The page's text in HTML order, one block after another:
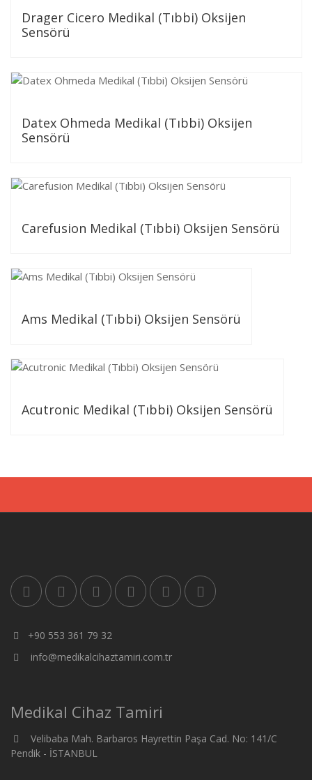
Drager Cicero Medikal (Tıbbi) Oksijen
Sensörü
Datex Ohmeda Medikal (Tıbbi) Oksijen
Sensörü
Carefusion Medikal (Tıbbi) Oksijen Sensörü
Ams Medikal (Tıbbi) Oksijen Sensörü
Acutronic Medikal (Tıbbi) Oksijen Sensörü
+90 553 361 79 32
info@medikalcihaztamiri.com.tr
Medikal Cihaz Tamiri
Velibaba Mah. Barbaros Hayrettin Paşa Cad. No: 141/C
Pendik - İSTANBUL